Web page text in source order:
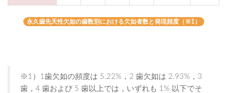
永久歯先天性欠如の歯数別における欠如者数と発現頻度（※1）
※1）1歯欠如の頻度は 5.22%，2 歯欠如は 2.93%，3
歯，4 歯および 5 歯以上では，いずれも 1% 以下でそ